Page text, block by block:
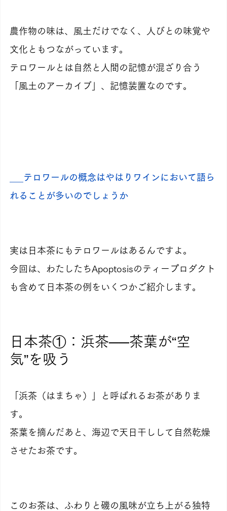
農作物の味は、風土だけでなく、人びとの味覚や
文化ともつながっています。
テロワールとは自然と人間の記憶が混ざり合う
「風土のアーカイブ」、記憶装置なのです。
___テロワールの概念はやはりワインにおいて語ら
れることが多いのでしょうか
実は日本茶にもテロワールはあるんですよ。
今回は、わたしたちApoptosisのティープロダクト
も含めて日本茶の例をいくつかご紹介します。
日本茶①：浜茶──茶葉が“空
気”を吸う
「浜茶（はまちゃ）」と呼ばれるお茶がありま
す。
茶葉を摘んだあと、海辺で天日干しして自然乾燥
させたお茶です。
このお茶は、ふわりと磯の風味が立ち上がる独特